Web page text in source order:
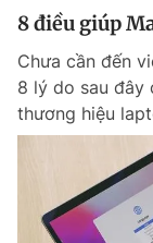
Thông tin tòa
Đọc Thanh
8 điều giúp
Chưa cần đến
8 lý do sau đây
thương hiệu